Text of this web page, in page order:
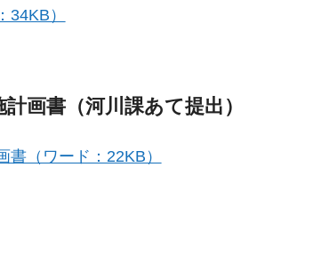
）
画書（河川課あて提出）
（ワード：22KB）